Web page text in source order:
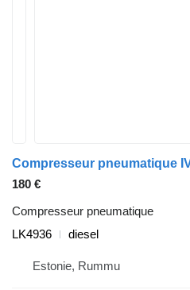
180 €
Compresseur pneumatique
LK4936
diesel
Estonie, Rummu